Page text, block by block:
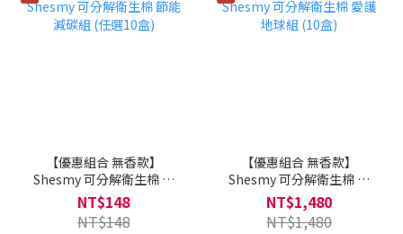
【優惠組合 無香款】
Shesmy 可分解衛生棉 節
能減碳組 (任選10盒)
NT$148
NT$148
【優惠組合 無香款】
Shesmy 可分解衛生棉 愛
護地球組 (10盒)
NT$1,480
NT$1,480